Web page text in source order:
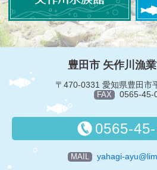
豊田市 矢作川漁
〒470-0331 愛知県豊田市
FAX 0565-45-
0565-
MAIL yahagi-